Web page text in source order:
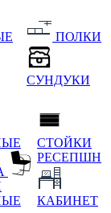
ПОЛКИ
СУНДУКИ
СТОЙКИ
РЕСЕПШН
КАБИНЕТ